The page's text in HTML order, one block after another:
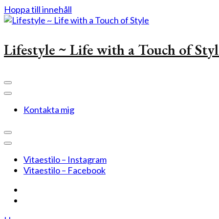
Hoppa till innehåll
Lifestyle ~ Life with a Touch of
Kontakta mig
Vitaestilo – Instagram
Vitaestilo – Facebook